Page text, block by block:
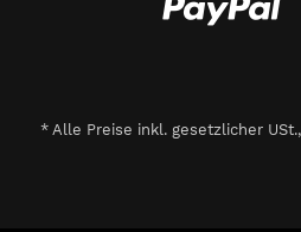
* Alle Preise inkl. gesetzlicher